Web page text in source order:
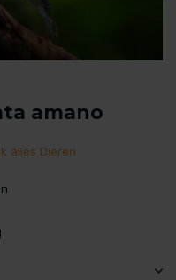
amano
alles Dieren